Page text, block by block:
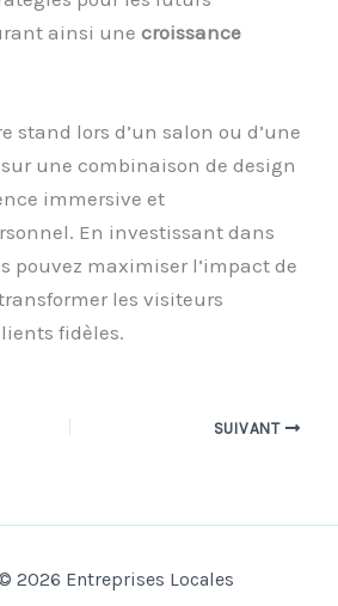
ainsi unecroissance
stand lors d’un salon ou d’une
une combinaison de design
immersive et
En investissant dans
pouvez maximiser l’impact de
les visiteurs
fidèles.
SUIVANT
2026 Entreprises Locales